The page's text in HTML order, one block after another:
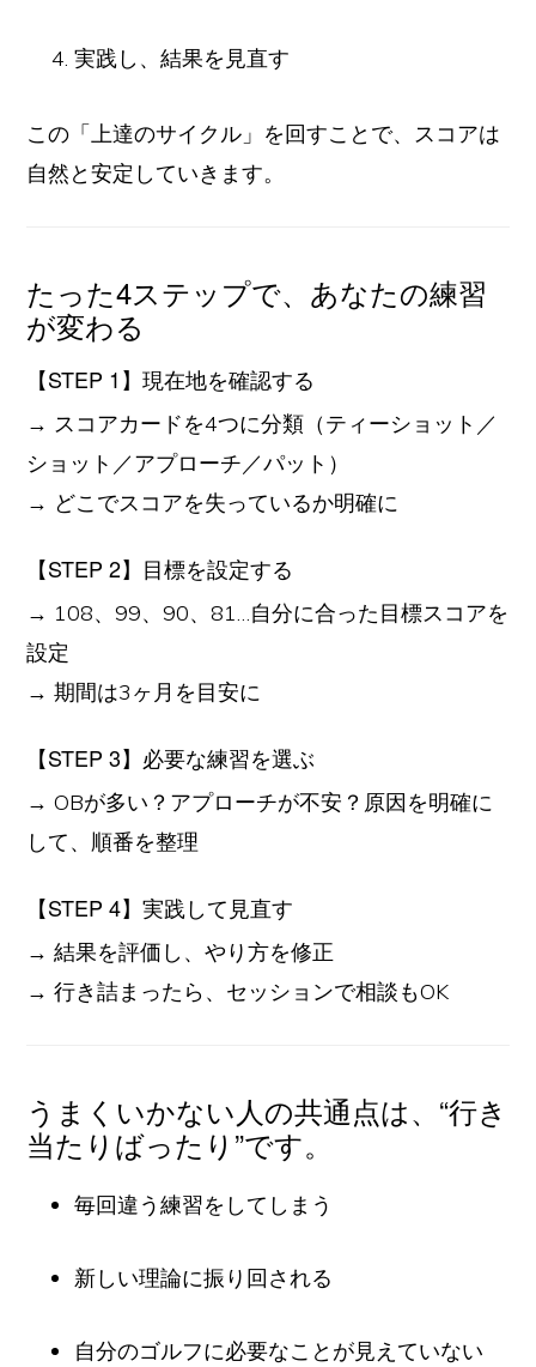
実践し、結果を見直す
この「上達のサイクル」を回すことで、スコアは
自然と安定していきます。
たった4ステップで、あなたの練習
が変わる
【STEP 1】現在地を確認する
→ スコアカードを4つに分類（ティーショット／
ショット／アプローチ／パット）
→ どこでスコアを失っているか明確に
【STEP 2】目標を設定する
→ 108、99、90、81…自分に合った目標スコアを
設定
→ 期間は3ヶ月を目安に
【STEP 3】必要な練習を選ぶ
→ OBが多い？アプローチが不安？原因を明確に
して、順番を整理
【STEP 4】実践して見直す
→ 結果を評価し、やり方を修正
→ 行き詰まったら、セッションで相談もOK
うまくいかない人の共通点は、“行き
当たりばったり”です。
毎回違う練習をしてしまう
新しい理論に振り回される
自分のゴルフに必要なことが見えていない